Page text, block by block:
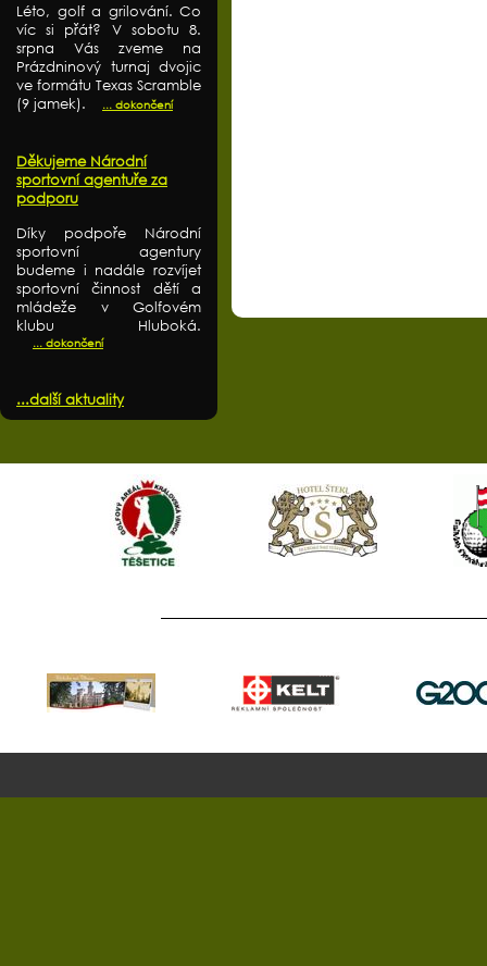
Léto, golf a grilování. Co
víc si přát? V sobotu 8.
srpna Vás zveme na
Prázdninový turnaj dvojic
ve formátu Texas Scramble
(9 jamek).
... dokončení
Děkujeme Národní
sportovní agentuře za
podporu
Díky podpoře Národní
sportovní agentury
budeme i nadále rozvíjet
sportovní činnost dětí a
mládeže v Golfovém
klubu Hluboká.
... dokončení
...další aktuality